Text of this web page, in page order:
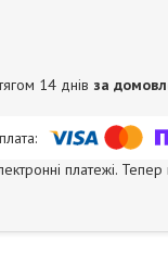
14 днів за
платежі.